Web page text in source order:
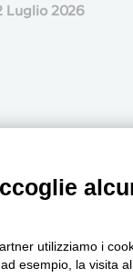
Luglio 2026
utilizziamo i
esempio, la visita